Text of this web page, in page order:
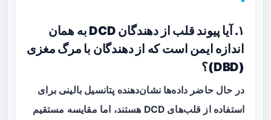
۱. آیا پیوند قلب از دهندگان DCD به همان
اندازه ایمن است که از دهندگان با مرگ مغزی
(DBD)؟
در حال حاضر داده‌ها نشان‌دهنده پتانسیل بالینی برای
استفاده از قلب‌های DCD هستند، اما مقایسه مستقیم